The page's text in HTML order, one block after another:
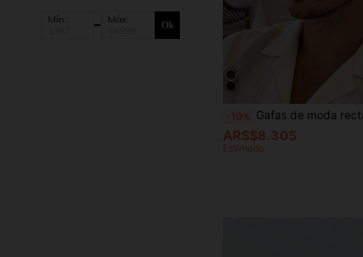
Mín.: Máx: Ok
-10% Gafas de moda rectangulares sin marco estilo retro, gafas de plástico clásicas para hombres y mujeres, adecuadas para exteriores, viajes, playa, tiempo libre y uso diario casual.
ARS$8.305
Estimado